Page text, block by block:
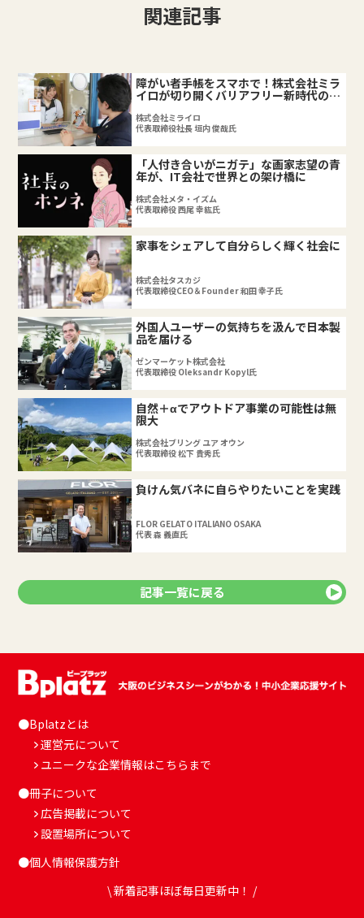
関連記事
障がい者手帳をスマホで！株式会社ミラ
イロが切り開くバリアフリー新時代の幕
株式会社ミライロ
代表取締役社長 垣内 俊哉氏
「人付き合いがニガテ」な画家志望の青
年が、IT会社で世界との架け橋に
株式会社メタ・イズム
代表取締役 西尾 幸紘氏
家事をシェアして自分らしく輝く社会に
株式会社タスカジ
代表取締役CEO＆Founder 和田 幸子氏
外国人ユーザーの気持ちを汲んで日本製
品を届ける
ゼンマーケット株式会社
代表取締役 Oleksandr Kopyl氏
自然＋αでアウトドア事業の可能性は無
限大
株式会社ブリング ユア オウン
代表取締役 松下 貴秀氏
負けん気バネに自らやりたいことを実践
FLOR GELATO ITALIANO OSAKA
代表 森 義直氏
記事一覧に戻る
●Bplatzとは
運営元について
ユニークな企業情報はこちらまで
●冊子について
広告掲載について
設置場所について
●個人情報保護方針
\ 新着記事ほぼ毎日更新中！ /